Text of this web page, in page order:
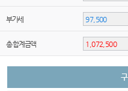
부가세
총 합계금액